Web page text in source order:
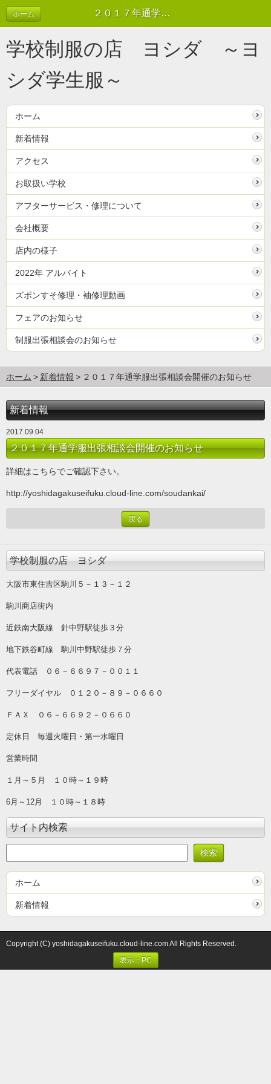
２０１７年通学服出張相談会開催のお知らせ | 新着情報
ホーム
学校制服の店 ヨシダ ～ヨ
シダ学生服～
ホーム
新着情報
アクセス
お取扱い学校
アフターサービス・修理について
会社概要
店内の様子
2022年 アルバイト
ズボンすそ修理・袖修理動画
フェアのお知らせ
制服出張相談会のお知らせ
ホーム 新着情報 ２０１７年通学服出張相談会開催のお知らせ
新着情報
2017.09.04
２０１７年通学服出張相談会開催のお知らせ
詳細はこちらでご確認下さい。
http://yoshidagakuseifuku.cloud-line.com/soudankai/
戻る
学校制服の店 ヨシダ
大阪市東住吉区駒川５－１３－１２
駒川商店街内
近鉄南大阪線 針中野駅徒歩３分
地下鉄谷町線 駒川中野駅徒歩７分
代表電話 ０６－６６９７－００１１
フリーダイヤル ０１２０－８９－０６６０
ＦＡＸ ０６－６６９２－０６６０
定休日 毎週火曜日・第一水曜日
営業時間
１月～５月 １０時～１９時
6月～12月 １０時～１８時
サイト内検索
ホーム
新着情報
Copyright (C) yoshidagakuseifuku.cloud-line.com All Rights Reserved.
表示：PC